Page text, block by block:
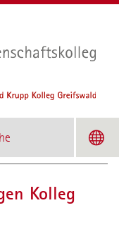
Kolleg